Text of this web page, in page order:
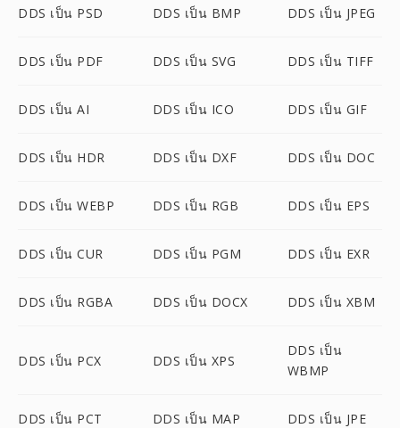
DDS เป็น PSD DDS เป็น BMP DDS เป็น JPEG
DDS เป็น PDF DDS เป็น SVG DDS เป็น TIFF
DDS เป็น AI DDS เป็น ICO DDS เป็น GIF
DDS เป็น HDR DDS เป็น DXF DDS เป็น DOC
DDS เป็น WEBP DDS เป็น RGB DDS เป็น EPS
DDS เป็น CUR DDS เป็น PGM DDS เป็น EXR
DDS เป็น RGBA DDS เป็น DOCX DDS เป็น XBM
DDS เป็น PCX DDS เป็น XPS
DDS เป็น
WBMP
DDS เป็น PCT DDS เป็น MAP DDS เป็น JPE